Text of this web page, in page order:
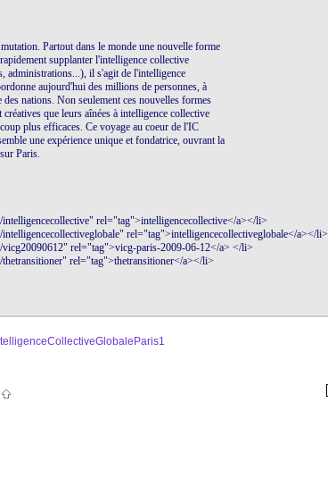
Partout dans le monde une nouvelle forme
supplanter l'intelligence collective
administrations...), il s'agit de l'intelligence
aujourd'hui des millions de personnes, à
des nations. Non seulement ces nouvelles formes
que leurs aînées à intelligence collective
plus efficaces. Ce voyage au coeur de l'IC
une expérience unique et fondatrice, ouvrant la
Paris.
rel="tag">intelligencecollective</a></li>
rel="tag">intelligencecollectiveglobale</a></li>
rel="tag">vicg-paris-2009-06-12</a> </li>
rel="tag">thetransitioner</a></li>